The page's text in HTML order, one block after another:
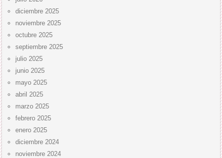
diciembre 2025
noviembre 2025
octubre 2025
septiembre 2025
julio 2025
junio 2025
mayo 2025
abril 2025
marzo 2025
febrero 2025
enero 2025
diciembre 2024
noviembre 2024